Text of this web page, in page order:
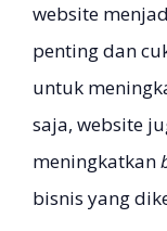
website
penting dan
untuk
saja, website
meningkatkan
bisnis yang